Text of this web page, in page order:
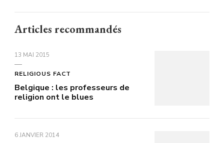
Articles recommandés
13 MAI 2015
RELIGIOUS FACT
Belgique : les professeurs de
religion ont le blues
6 JANVIER 2014